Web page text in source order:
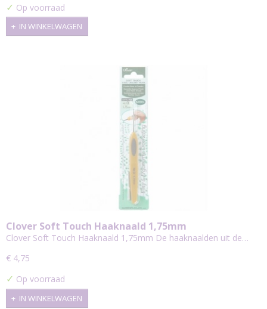
✓ Op voorraad
IN WINKELWAGEN
Clover Soft Touch Haaknaald 1,75mm
Clover Soft Touch Haaknaald 1,75mm De haaknaalden uit de…
€ 4,75
✓ Op voorraad
IN WINKELWAGEN